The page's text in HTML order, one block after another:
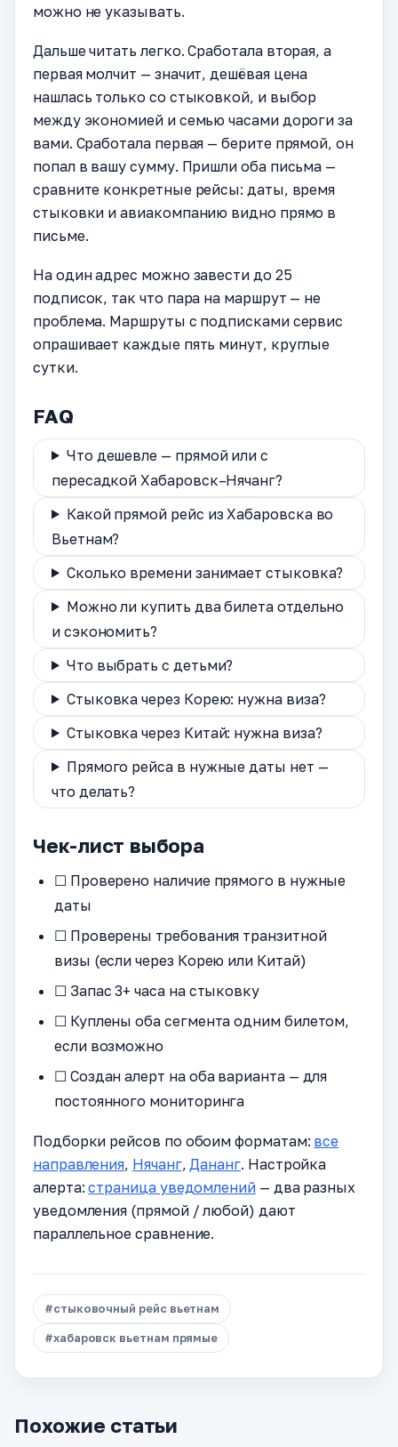
можно не указывать.
Дальше читать легко. Сработала вторая, а
первая молчит — значит, дешёвая цена
нашлась только со стыковкой, и выбор
между экономией и семью часами дороги за
вами. Сработала первая — берите прямой, он
попал в вашу сумму. Пришли оба письма —
сравните конкретные рейсы: даты, время
стыковки и авиакомпанию видно прямо в
письме.
На один адрес можно завести до 25
подписок, так что пара на маршрут — не
проблема. Маршруты с подписками сервис
опрашивает каждые пять минут, круглые
сутки.
FAQ
Что дешевле — прямой или с
пересадкой Хабаровск–Нячанг?
Какой прямой рейс из Хабаровска во
Вьетнам?
Сколько времени занимает стыковка?
Можно ли купить два билета отдельно
и сэкономить?
Что выбрать с детьми?
Стыковка через Корею: нужна виза?
Стыковка через Китай: нужна виза?
Прямого рейса в нужные даты нет —
что делать?
Чек-лист выбора
☐ Проверено наличие прямого в нужные
даты
☐ Проверены требования транзитной
визы (если через Корею или Китай)
☐ Запас 3+ часа на стыковку
☐ Куплены оба сегмента одним билетом,
если возможно
☐ Создан алерт на оба варианта — для
постоянного мониторинга
Подборки рейсов по обоим форматам: все
направления, Нячанг, Дананг. Настройка
алерта:страница уведомлений— два разных
уведомления (прямой / любой) дают
параллельное сравнение.
#стыковочный рейс вьетнам
#хабаровск вьетнам прямые
Похожие статьи